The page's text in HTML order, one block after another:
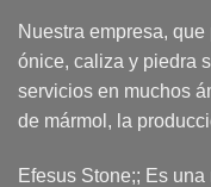
Nuestra empresa,
ónice, caliza y piedra
servicios en muchos
de mármol, la
Efesus Stone;; Es